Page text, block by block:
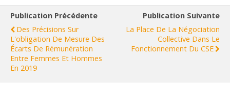
Publication Précédente
Des Précisions Sur
L'obligation De Mesure Des
Écarts De Rémunération
Entre Femmes Et Hommes
En 2019
Publication Suivante
La Place De La Négociation
Collective Dans Le
Fonctionnement Du CSE